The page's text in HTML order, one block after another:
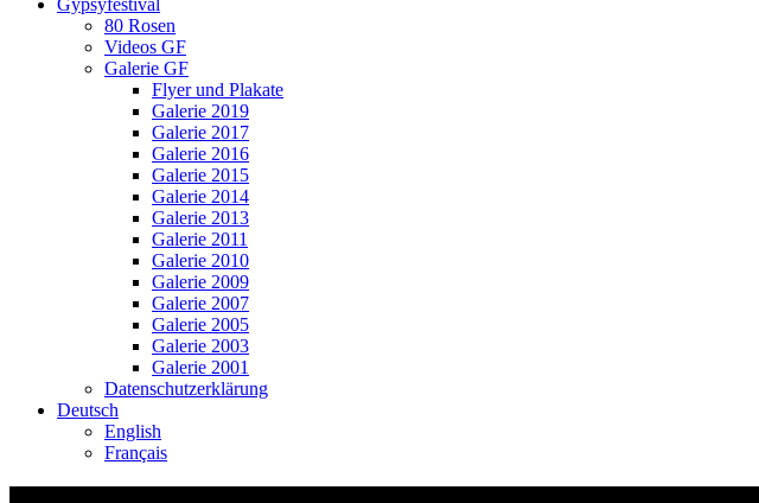
80 Rosen
Videos GF
Galerie GF
Flyer und Plakate
Galerie 2019
Galerie 2017
Galerie 2016
Galerie 2015
Galerie 2014
Galerie 2013
Galerie 2011
Galerie 2010
Galerie 2009
Galerie 2007
Galerie 2005
Galerie 2003
Galerie 2001
Datenschutzerklärung
Deutsch
English
Français